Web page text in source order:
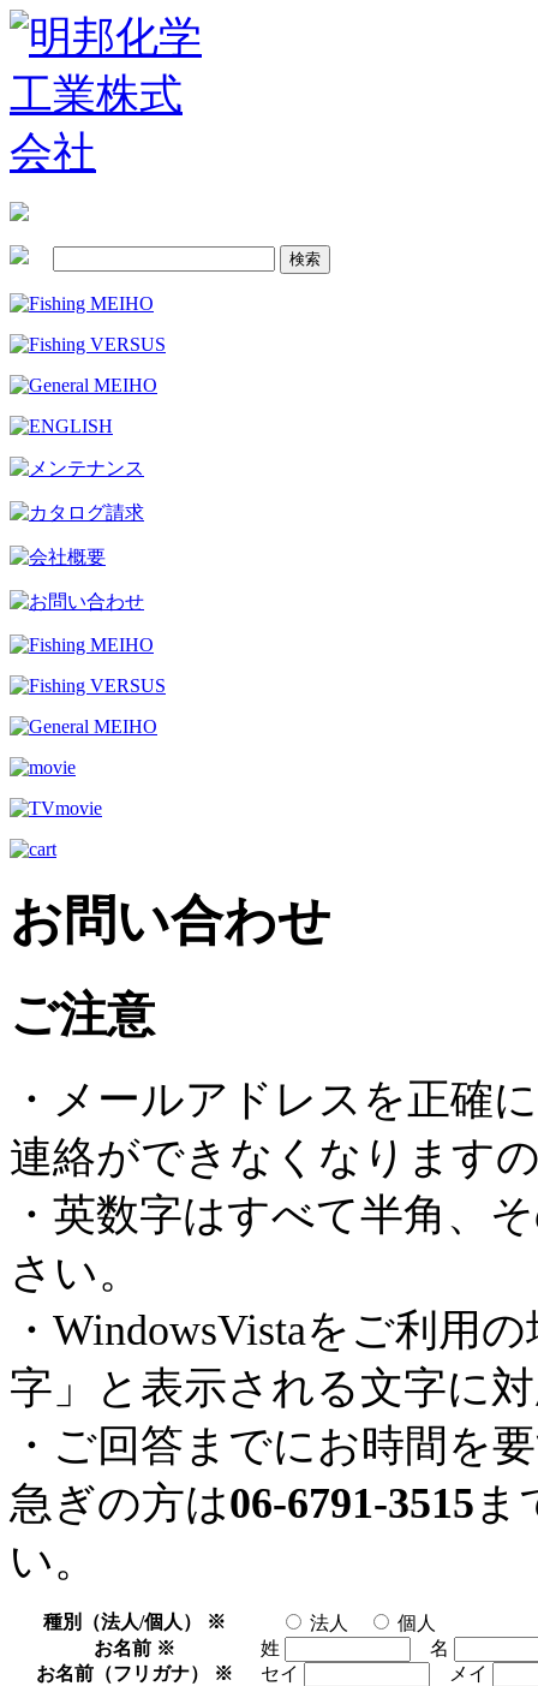
お問い合わせ
ご注意
・メールアドレスを正確
連絡ができなくなります
・英数字はすべて半角、
さい。
・WindowsVistaをご利用
字」と表示される文字に
・ご回答までにお時間を
急ぎの方は06-6791-3515 ま
い。
種別（法人/個人） ※ 法人
個人
お名前 ※ 姓
名
お名前（フリガナ） ※ セイ
メイ